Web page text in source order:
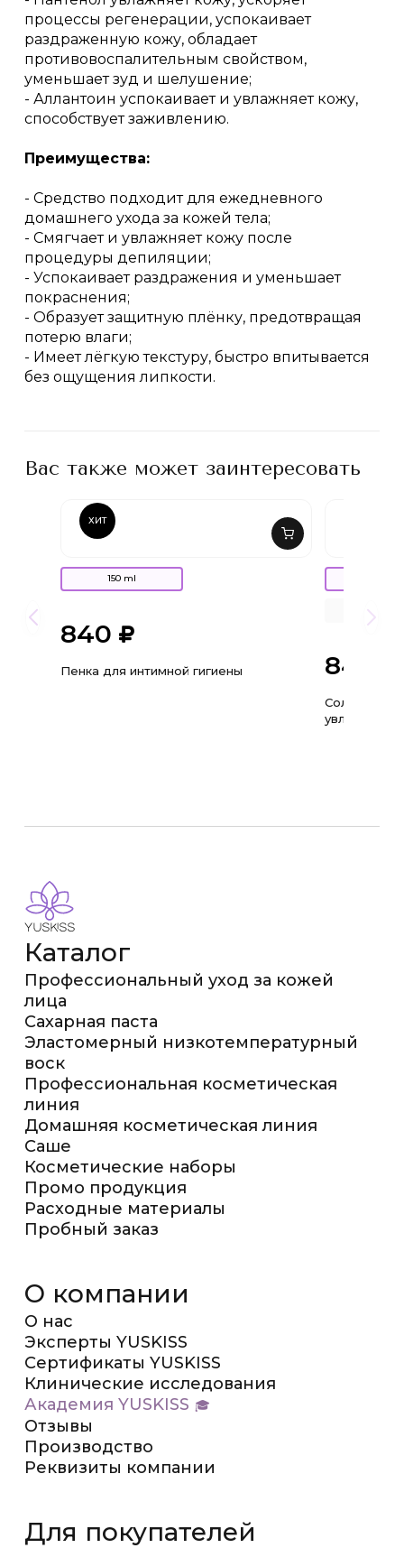
процессы регенерации, успокаивает
раздраженную кожу, обладает
противовоспалительным свойством,
уменьшает зуд и шелушение;
- Аллантоин успокаивает и увлажняет кожу,
способствует заживлению.
Преимущества:
- Средство подходит для ежедневного
домашнего ухода за кожей тела;
- Смягчает и увлажняет кожу после
процедуры депиляции;
- Успокаивает раздражения и уменьшает
покраснения;
- Образует защитную плёнку, предотвращая
потерю влаги;
- Имеет лёгкую текстуру, быстро впитывается
без ощущения липкости.
Вас также может заинтересовать
150 ml
ХИТ
840
Пенка для интимной гигиены 840
Каталог
Профессиональный уход за кожей
лица
Сахарная паста
Эластомерный низкотемпературный
воск
Профессиональная косметическая
линия
Домашняя косметическая линия
Саше
Косметические наборы
Промо продукция
Расходные материалы
Пробный заказ
О компании
О нас
Эксперты YUSKISS
Сертификаты YUSKISS
Клинические исследования
Академия YUSKISS
Отзывы
Производство
Реквизиты компании
Для покупателей